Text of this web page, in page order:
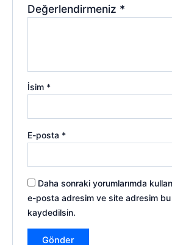
Değerlendirmeniz *
İsim *
E-posta *
Daha sonraki yorumlarımda
e-posta adresim ve site adresim bu
kaydedilsin.